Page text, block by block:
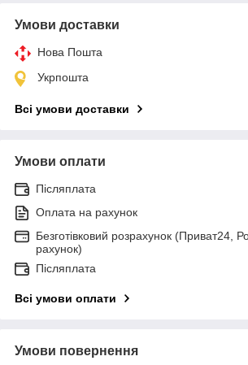
Умови доставки
Нова Пошта
Укрпошта
Всі умови доставки
Умови оплати
Післяплата
Оплата на рахунок
Безготівковий розрахунок (Приват24,
рахунок)
Післяплата
Всі умови оплати
Умови повернення